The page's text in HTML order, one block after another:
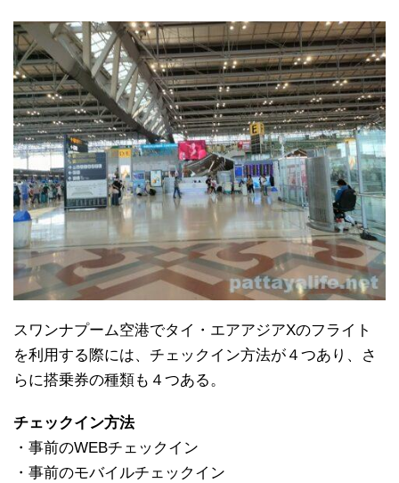
スワンナプーム空港でタイ・エアアジアXのフライト
を利用する際には、チェックイン方法が４つあり、さ
らに搭乗券の種類も４つある。
チェックイン方法
・事前のWEBチェックイン
・事前のモバイルチェックイン